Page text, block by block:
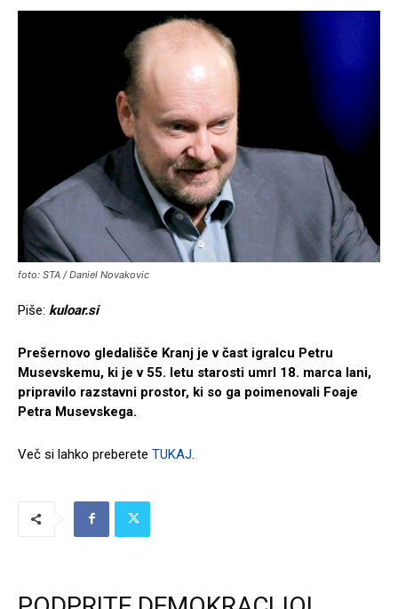
foto: STA / Daniel Novakovic
Piše: kuloar.si
Prešernovo gledališče Kranj je v čast igralcu Petru
Musevskemu, ki je v 55. letu starosti umrl 18. marca lani,
pripravilo razstavni prostor, ki so ga poimenovali Foaje
Petra Musevskega.
Več si lahko preberete TUKAJ